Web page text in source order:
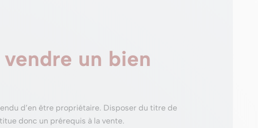
un bien
d’en être propriétaire. Disposer du titre de
donc un prérequis à la vente.